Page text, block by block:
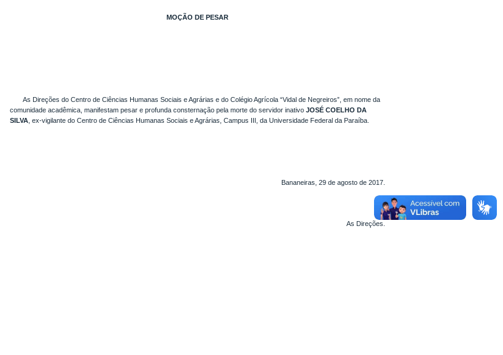
MOÇÃO DE PESAR
As Direções do Centro de Ciências Humanas Sociais e Agrárias e do Colégio Agrícola “Vidal de Negreiros”, em nome da
comunidade acadêmica, manifestampesar e profunda consternação pela morte do servidor inativoJOSÉ COELHO DA
SILVA , ex-vigilante do Centro de Ciências Humanas Sociais e Agrárias, Campus III, da Universidade Federal da Paraíba.
Bananeiras, 29 de agosto de 2017.
As Direções.